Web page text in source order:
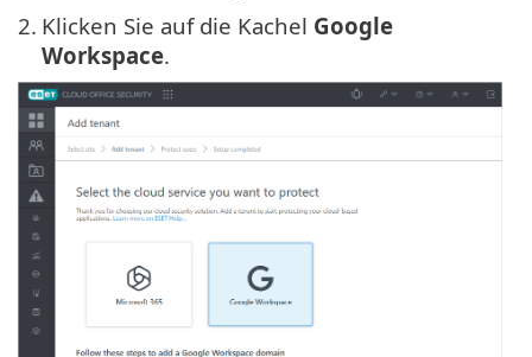
2. Klicken Sie auf die Kachel Google
Workspace.